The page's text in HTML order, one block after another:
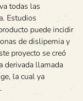
todas las
Estudios
puede incidir
de dislipemia y
proyecto se creó
derivada llamada
la cual ya